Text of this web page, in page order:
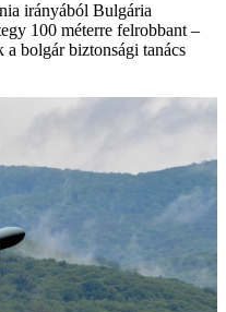
irányából Bulgária
100 méterre felrobbant –
bolgár biztonsági tanács